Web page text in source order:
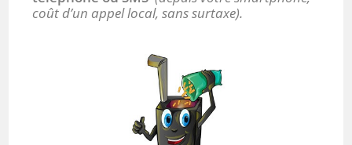
coût d’un appel local, sans surtaxe).